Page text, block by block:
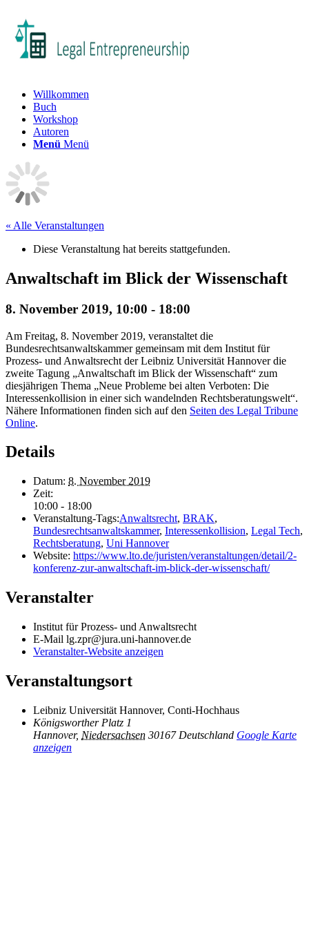
Willkommen
Buch
Workshop
Autoren
Menü Menü
« Alle Veranstaltungen
Diese Veranstaltung hat bereits stattgefunden.
Anwaltschaft im Blick der Wissenschaft
8. November 2019, 10:00 - 18:00
Am Freitag, 8. November 2019, veranstaltet die
Bundesrechtsanwaltskammer gemeinsam mit dem Institut für
Prozess- und Anwaltsrecht der Leibniz Universität Hannover die
zweite Tagung „Anwaltschaft im Blick der Wissenschaft“ zum
diesjährigen Thema „Neue Probleme bei alten Verboten: Die
Interessenkollision in einer sich wandelnden Rechtsberatungswelt“.
Nähere Informationen finden sich auf den Seiten des Legal Tribune
Online.
Details
Datum: 8. November 2019
Zeit:
10:00 - 18:00
Veranstaltung-Tags:Anwaltsrecht, BRAK,
Bundesrechtsanwaltskammer, Interessenkollision, Legal Tech,
Rechtsberatung, Uni Hannover
Website: https://www.lto.de/juristen/veranstaltungen/detail/2-
konferenz-zur-anwaltschaft-im-blick-der-wissenschaft/
Veranstalter
Institut für Prozess- und Anwaltsrecht
E-Mail lg.zpr@jura.uni-hannover.de
Veranstalter-Website anzeigen
Veranstaltungsort
Leibniz Universität Hannover, Conti-Hochhaus
Königsworther Platz 1
Hannover, Niedersachsen 30167 Deutschland Google Karte
anzeigen